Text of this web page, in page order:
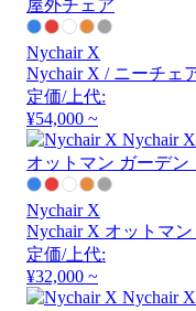
Nychair X
Nychair X / ニーチェ
定価/上代:
¥54,000 ~
Nychair X
Nychair X オットマ
定価/上代:
¥32,000 ~